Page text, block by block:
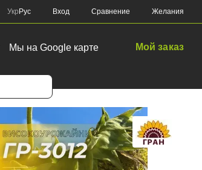
Укр Рус Вход Сравнение Желания
Мы на Google карте
Мой заказ